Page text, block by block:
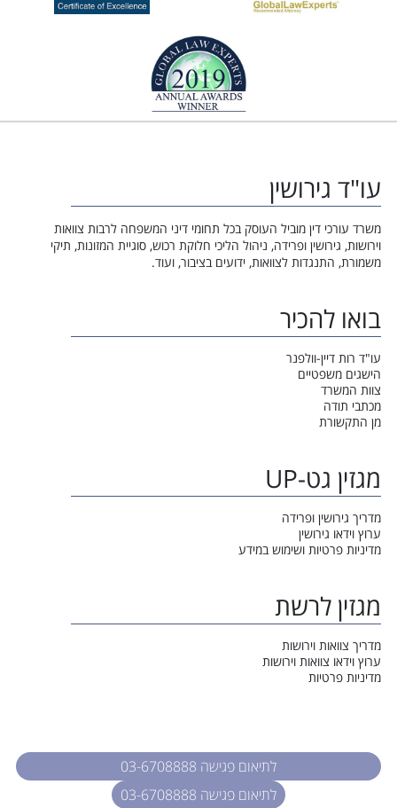
עו"ד גירושין
משרד עורכי דין מוביל העוסק בכל תחומי דיני המשפחה לרבות צוואות
וירושות, גירושין ופרידה, ניהול הליכי חלוקת רכוש, סוגיית המזונות, תיקי
משמורת, התנגדות לצוואות, ידועים בציבור, ועוד.
בואו להכיר
עו"ד רות דיין-וולפנר
הישגים משפטיים
צוות המשרד
מכתבי תודה
מן התקשורת
מגזין גט-UP
מדריך גירושין ופרידה
ערוץ וידאו גירושין
מדיניות פרטיות ושימוש במידע
מגזין לרשת
מדריך צוואות וירושות
ערוץ וידאו צוואות וירושות
מדיניות פרטיות
לתיאום פגישה 03-6708888
לתיאום פגישה 03-6708888